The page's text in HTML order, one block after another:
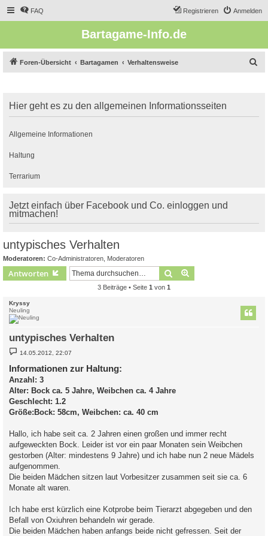
FAQ Anmelden
Registrieren
Bartagame-Info.de
Foren-Übersicht Bartagamen Verhaltensweise
e
Hier geht es zu den allgemeinen Informationsseiten
Allgemeine Informationen
Haltung
Terrarium
Jetzt einfach über Facebook und Co. einloggen und
mitmachen!
untypisches Verhalten
Moderatoren: Co-Administratoren Moderatoren
Antworten Suche
3 Beiträge • Seite 1 von 1
Kryssy
Neuling
untypisches Verhalten
B
e
i
t
r
g
14.05.2012, 22:07
Informationen zur Haltung:
Anzahl: 3
Alter: Bock ca. 5 Jahre, Weibchen ca. 4 Jahre
Geschlecht: 1.2
Größe:Bock: 58cm, Weibchen: ca. 40 cm
Hallo, ich habe seit ca. 2 Jahren einen großen und immer recht
aufgeweckten Bock. Leider ist vor ein paar Monaten sein Weibchen
gestorben (Alter: mindestens 9 Jahre) und ich habe nun 2 neue Mädels
aufgenommen.
Die beiden Mädchen sitzen laut Vorbesitzer zusammen seit sie ca. 6
Monate alt waren.
Ich habe erst kürzlich eine Kotprobe beim Tierarzt abgegeben und den
Befall von Oxiuhren behandeln wir gerade.
Die beiden Mädchen haben anfangs beide nicht gefressen. Seit der